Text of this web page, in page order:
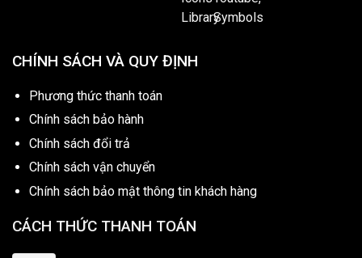
CHÍNH SÁCH VÀ QUY ĐỊNH
Phương thức thanh toán
Chính sách bảo hành
Chính sách đổi trả
Chính sách vận chuyển
Chính sách bảo mật thông tin khách hàng
CÁCH THỨC THANH TOÁN